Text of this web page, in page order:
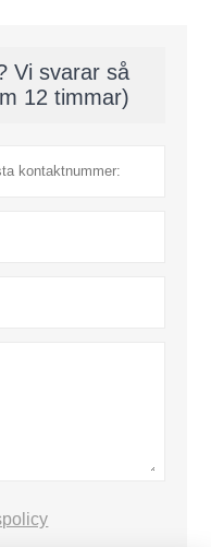
Vi svarar så
12 timmar)